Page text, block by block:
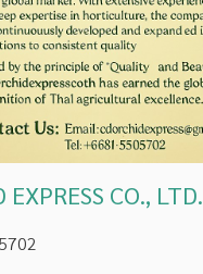
EXPRESS CO., LTD.